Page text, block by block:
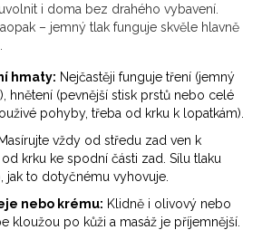
i doma bez drahého vybavení.
– jemný tlak funguje skvěle hlavně
hmaty: Nejčastěji funguje tření (jemný
hnětení (pevnější stisk prstů nebo celé
pohyby, třeba od krku k lopatkám).
Masírujte vždy od středu zad ven k
krku ke spodní části zad. Sílu tlaku
jak to dotyčnému vyhovuje.
nebo krému: Klidně i olivový nebo
kloužou po kůži a masáž je příjemnější.